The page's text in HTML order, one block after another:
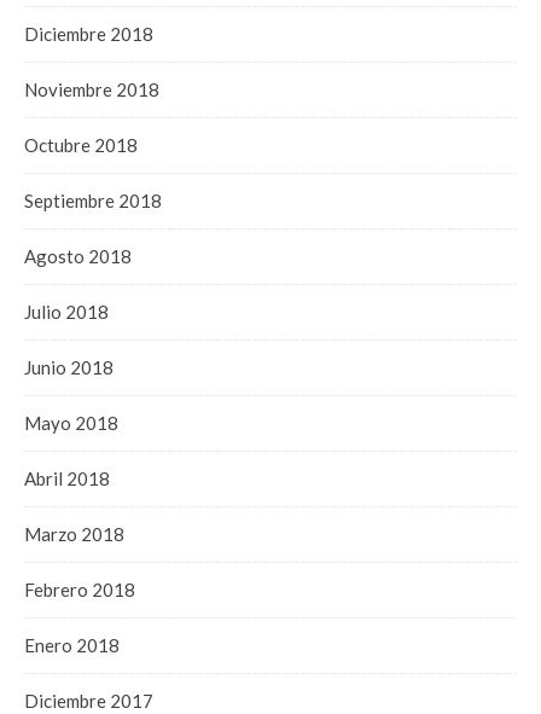
Diciembre 2018
Noviembre 2018
Octubre 2018
Septiembre 2018
Agosto 2018
Julio 2018
Junio 2018
Mayo 2018
Abril 2018
Marzo 2018
Febrero 2018
Enero 2018
Diciembre 2017